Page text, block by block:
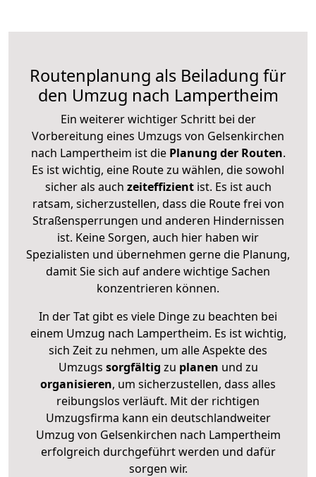
Routenplanung als Beiladung für
den Umzug nach Lampertheim
Ein weiterer wichtiger Schritt bei der
Vorbereitung eines Umzugs von Gelsenkirchen
nach Lampertheim ist diePlanung der Routen.
Es ist wichtig, eine Route zu wählen, die sowohl
sicher als auch zeiteffizientist. Es ist auch
ratsam, sicherzustellen, dass die Route frei von
Straßensperrungen und anderen Hindernissen
ist. Keine Sorgen, auch hier haben wir
Spezialisten und übernehmen gerne die Planung,
damit Sie sich auf andere wichtige Sachen
konzentrieren können.
In der Tat gibt es viele Dinge zu beachten bei
einem Umzug nach Lampertheim. Es ist wichtig,
sich Zeit zu nehmen, um alle Aspekte des
Umzugs sorgfältig zu planen und zu
organisieren, um sicherzustellen, dass alles
reibungslos verläuft. Mit der richtigen
Umzugsfirma kann ein deutschlandweiter
Umzug von Gelsenkirchen nach Lampertheim
erfolgreich durchgeführt werden und dafür
sorgen wir.